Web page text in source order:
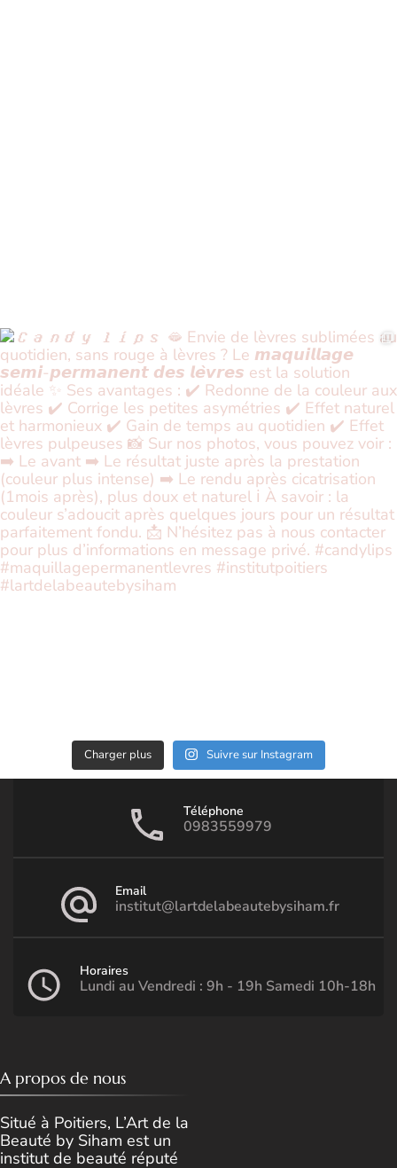
Charger plus Suivre sur Instagram
Téléphone
0983559979
Email
institut@lartdelabeautebysiham.fr
Horaires
Lundi au Vendredi : 9h - 19h Samedi 10h-18h
A propos de nous
Situé à Poitiers, L’Art de la
Beauté by Siham est un
institut de beauté réputé